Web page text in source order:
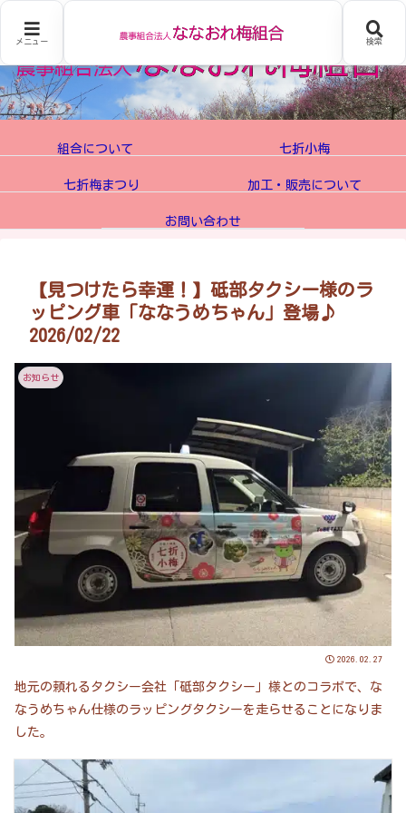
組合について 七折小梅
七折梅まつり 加工・販売について
お問い合わせ
【見つけたら幸運！】砥部タクシー様のラ
ッピング車「ななうめちゃん」登場♪
2026/02/22
お知らせ
2026.02.27
地元の頼れるタクシー会社「砥部タクシー」様とのコラボで、な
なうめちゃん仕様のラッピングタクシーを走らせることになりま
した。
メニュー 検索